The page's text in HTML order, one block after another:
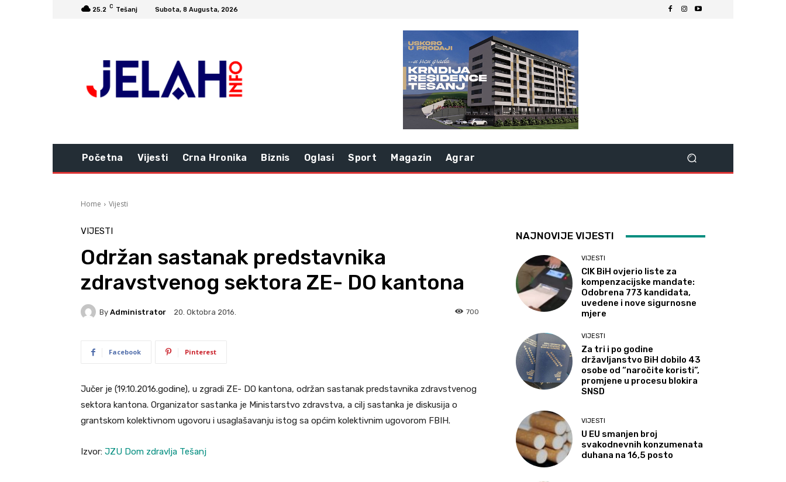
25.2 C Tešanj Subota, 8 Augusta, 2026
Početna Vijesti Crna Hronika Biznis Oglasi Sport Magazin Agrar
Home Vijesti
VIJESTI
Održan sastanak predstavnika
zdravstvenog sektora ZE- DO kantona
By Administrator 20. Oktobra 2016. 700
Facebook Pinterest
Jučer je (19.10.2016.godine), u zgradi ZE- DO kantona, održan sastanak predstavnika zdravstvenog
sektora kantona. Organizator sastanka je Ministarstvo zdravstva, a cilj sastanka je diskusija o
grantskom kolektivnom ugovoru i usaglašavanju istog sa općim kolektivnim ugovorom FBIH.
Izvor: JZU Dom zdravlja Tešanj
NAJNOVIJE VIJESTI
VIJESTI
CIK BiH ovjerio liste za
kompenzacijske mandate:
Odobrena 773 kandidata,
uvedene i nove sigurnosne
mjere
VIJESTI
Za tri i po godine
državljanstvo BiH dobilo 43
osobe od “naročite koristi”,
promjene u procesu blokira
SNSD
VIJESTI
U EU smanjen broj
svakodnevnih konzumenata
duhana na 16,5 posto